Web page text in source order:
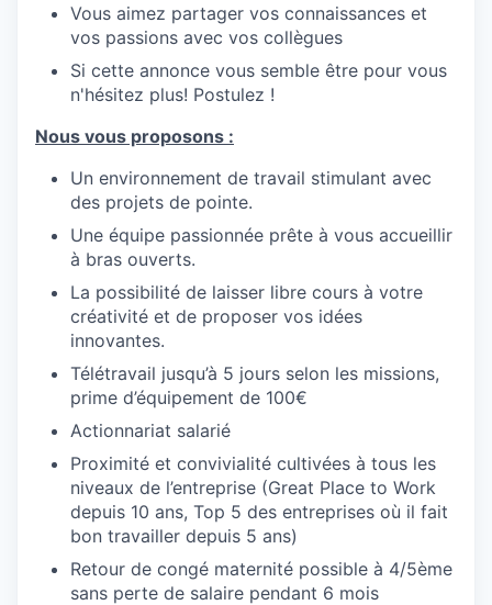
WHY INSIGHT?
PORTFOLIO
TEAM
SECTORS
Vous aimez partager vos connaissances et
vos passions avec vos collègues
Si cette annonce vous semble être pour vous
n'hésitez plus! Postulez !
Nous vous proposons :
Un environnement de travail stimulant avec
des projets de pointe.
Une équipe passionnée prête à vous accueillir
à bras ouverts.
La possibilité de laisser libre cours à votre
créativité et de proposer vos idées
innovantes.
Télétravail jusqu’à 5 jours selon les missions,
prime d’équipement de 100€
Actionnariat salarié
Proximité et convivialité cultivées à tous les
niveaux de l’entreprise (Great Place to Work
depuis 10 ans, Top 5 des entreprises où il fait
bon travailler depuis 5 ans)
Retour de congé maternité possible à 4/5ème
sans perte de salaire pendant 6 mois